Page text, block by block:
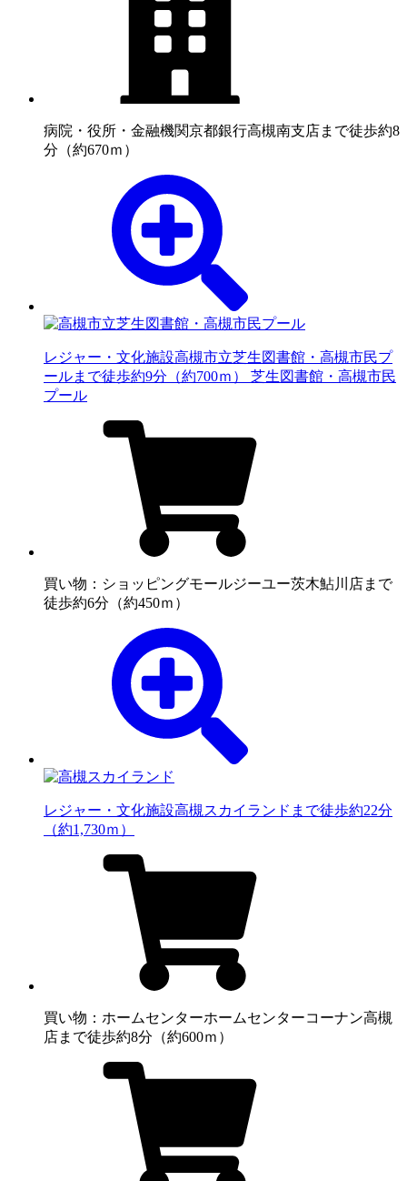
病院・役所・金融機関京都銀行高槻南支店まで徒歩約8
分（約670ｍ）
レジャー・文化施設高槻市立芝生図書館・高槻市民プ
ールまで徒歩約9分（約700ｍ） 芝生図書館・高槻市民
プール
買い物：ショッピングモールジーユー茨木鮎川店まで
徒歩約6分（約450ｍ）
レジャー・文化施設高槻スカイランドまで徒歩約22分
（約1,730ｍ）
買い物：ホームセンターホームセンターコーナン高槻
店まで徒歩約8分（約600ｍ）